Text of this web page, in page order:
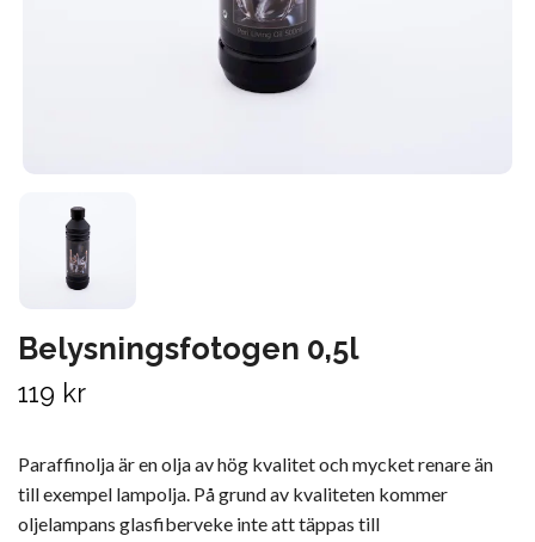
Belysningsfotogen 0,5l
119 kr
Paraffinolja är en olja av hög kvalitet och mycket renare än
till exempel lampolja. På grund av kvaliteten kommer
oljelampans glasfiberveke inte att täppas till